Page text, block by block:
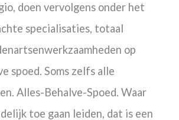
doen vervolgens onder het
specialisaties, totaal
op
spoed. Soms zelfs alle
Alles-Behalve-Spoed. Waar
toe gaan leiden, dat is een